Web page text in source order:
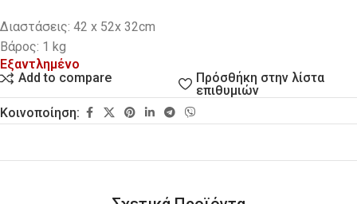
Διαστάσεις: 42 x 52x 32cm
Βάρος: 1 kg
Εξαντλημένο
Add to compare
Πρόσθήκη στην λίστα
επιθυμιών
Κοινοποίηση: